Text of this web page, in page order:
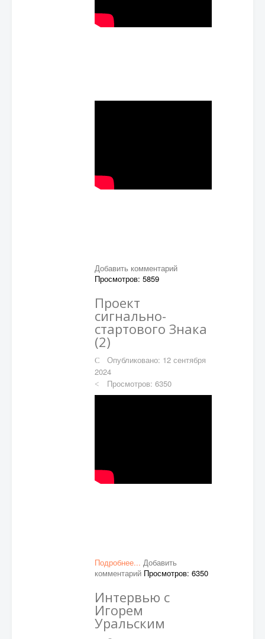
Добавить комментарий
Просмотров: 5859
Проект
сигнально-
стартового Знака
(2)
Опубликовано: 12 сентября
2024
Просмотров: 6350
Подробнее... Добавить
комментарий Просмотров: 6350
Интервью с
Игорем
Уральским